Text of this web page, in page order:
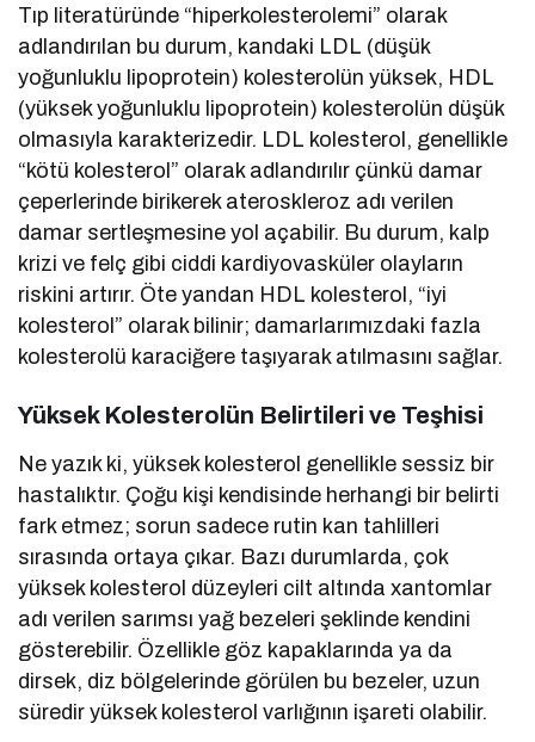
Tıp literatüründe “hiperkolesterolemi” olarak
adlandırılan bu durum, kandaki LDL (düşük
yoğunluklu lipoprotein) kolesterolün yüksek, HDL
(yüksek yoğunluklu lipoprotein) kolesterolün düşük
olmasıyla karakterizedir. LDL kolesterol, genellikle
“kötü kolesterol” olarak adlandırılır çünkü damar
çeperlerinde birikerek ateroskleroz adı verilen
damar sertleşmesine yol açabilir. Bu durum, kalp
krizi ve felç gibi ciddi kardiyovasküler olayların
riskini artırır. Öte yandan HDL kolesterol, “iyi
kolesterol” olarak bilinir; damarlarımızdaki fazla
kolesterolü karaciğere taşıyarak atılmasını sağlar.
Yüksek Kolesterolün Belirtileri ve Teşhisi
Ne yazık ki, yüksek kolesterol genellikle sessiz bir
hastalıktır. Çoğu kişi kendisinde herhangi bir belirti
fark etmez; sorun sadece rutin kan tahlilleri
sırasında ortaya çıkar. Bazı durumlarda, çok
yüksek kolesterol düzeyleri cilt altında xantomlar
adı verilen sarımsı yağ bezeleri şeklinde kendini
gösterebilir. Özellikle göz kapaklarında ya da
dirsek, diz bölgelerinde görülen bu bezeler, uzun
süredir yüksek kolesterol varlığının işareti olabilir.